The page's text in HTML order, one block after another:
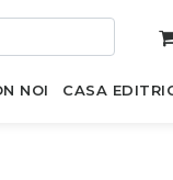
NOI CASA